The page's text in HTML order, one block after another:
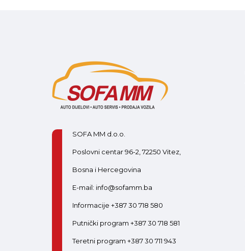
SOFA MM d.o.o.
Poslovni centar 96-2, 72250 Vitez,
Bosna i Hercegovina
E-mail: info@sofamm.ba
Informacije +387 30 718 580
Putnički program +387 30 718 581
Teretni program +387 30 711 943